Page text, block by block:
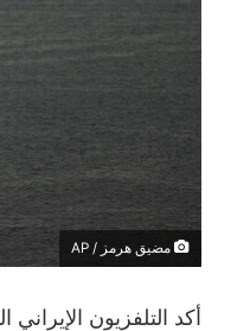
مضيق هرمز / AP
أكد التلفزيون